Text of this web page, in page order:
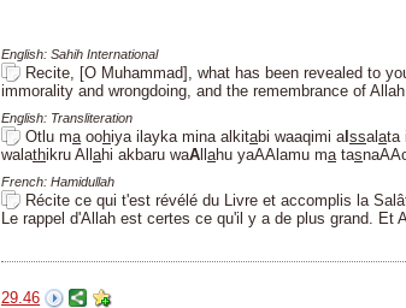
English: Sahih International
Recite, [O Muhammad], what has been revealed to
immorality and wrongdoing, and the remembrance of
English: Transliteration
Otlu ma oohiya ilayka mina alkitabi waaqimi alssalata
walathikru Allahi akbaru waAllahu yaAAlamu ma tas
French: Hamidullah
Récite ce qui t'est révélé du Livre et accomplis la
Le rappel d'Allah est certes ce qu'il y a de plus grand. Et
29.46